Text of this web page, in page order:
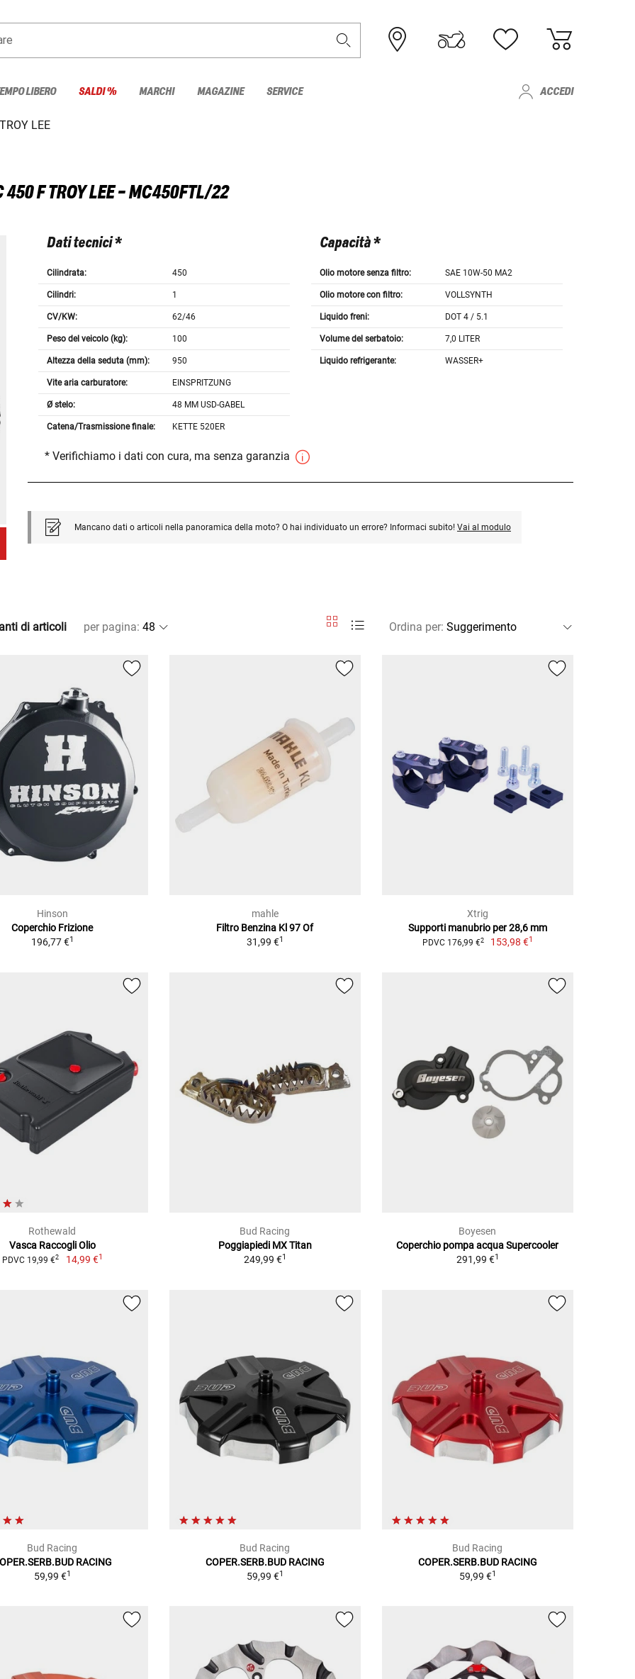
LIBERO SALDI % MARCHI MAGAZINE SERVICE ACCEDI
LEE
450 F TROY LEE - MC450FTL/22
Dati tecnici *
Cilindrata: 450
Cilindri: 1
CV/KW: 62/46
Peso del veicolo (kg): 100
Altezza della seduta (mm): 950
Vite aria carburatore: EINSPRITZUNG
Ø stelo: 48 MM USD-GABEL
Catena/Trasmissione finale: KETTE 520ER
Capacità *
Olio motore senza filtro: SAE 10W-50 MA2
Olio motore con filtro: VOLLSYNTH
Liquido freni: DOT 4 / 5.1
Volume del serbatoio: 7,0 LITER
Liquido refrigerante: WASSER+
* Verifichiamo i dati con cura, ma senza garanzia
Mancano dati o articoli nella panoramica della moto? O hai individuato un errore? Informaci subito! Vai al modulo
di articoli per pagina: Ordina per:
Hinson
Coperchio Frizione
196,77 €1
mahle
Filtro Benzina Kl 97 Of
31,99 €1
Xtrig
Supporti manubrio per 28,6 mm
PDVC 176,99 €2 153,98 €1
Rothewald
Vasca Raccogli Olio
PDVC 19,99 €2 14,99 €1
Bud Racing
Poggiapiedi MX Titan
249,99 €1
Boyesen
Coperchio pompa acqua Supercooler
291,99 €1
Bud Racing
RACING
59,99 €1
Bud Racing
COPER.SERB.BUD RACING
59,99 €1
Bud Racing
COPER.SERB.BUD RACING
59,99 €1